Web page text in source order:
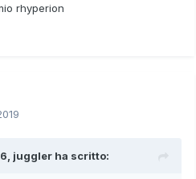
rhyperion
juggler ha scritto: